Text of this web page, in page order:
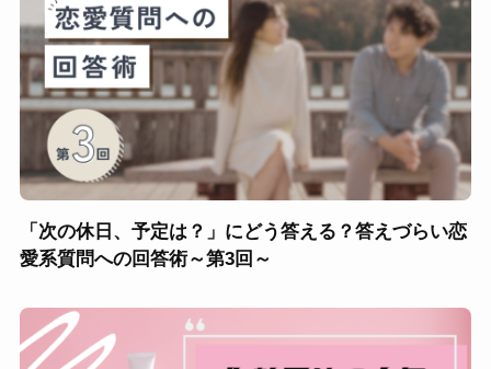
「次の休日、予定は？」にどう答える？答えづらい恋
愛系質問への回答術～第3回～